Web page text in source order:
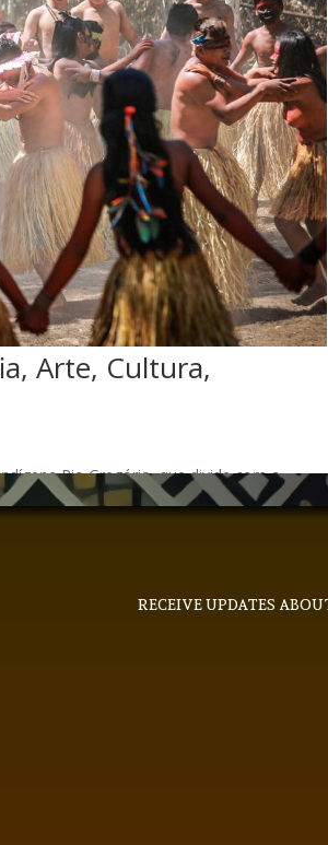
Arte, Cultura,
Rio Gregório, que divide com a
este território indígena tem significado
RECEIVE UPDATES